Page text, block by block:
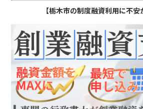
【栃木市の制度融資利用に不安